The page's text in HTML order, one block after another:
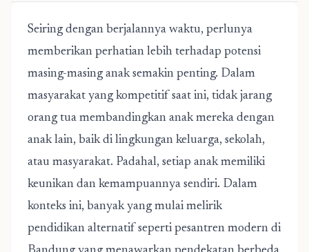
Seiring dengan berjalannya waktu, perlunya
memberikan perhatian lebih terhadap potensi
masing-masing anak semakin penting. Dalam
masyarakat yang kompetitif saat ini, tidak jarang
orang tua membandingkan anak mereka dengan
anak lain, baik di lingkungan keluarga, sekolah,
atau masyarakat. Padahal, setiap anak memiliki
keunikan dan kemampuannya sendiri. Dalam
konteks ini, banyak yang mulai melirik
pendidikan alternatif seperti pesantren modern di